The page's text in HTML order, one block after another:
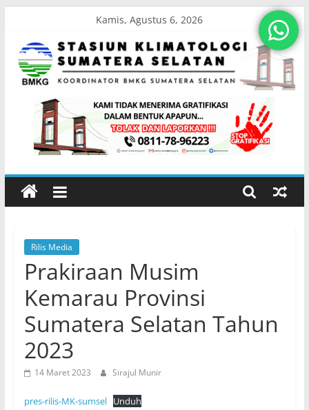
content
Kamis, Agustus 6, 2026
Stasiun
Klimatologi
Sumatera
Koordinator
BMKG
Sumatera
Selatan
Rilis Media
Prakiraan Musim
Kemarau Provinsi
Sumatera Selatan Tahun
2023
14 Maret 2023 Sirajul Munir
pres-rilis-MK-sumsel Unduh